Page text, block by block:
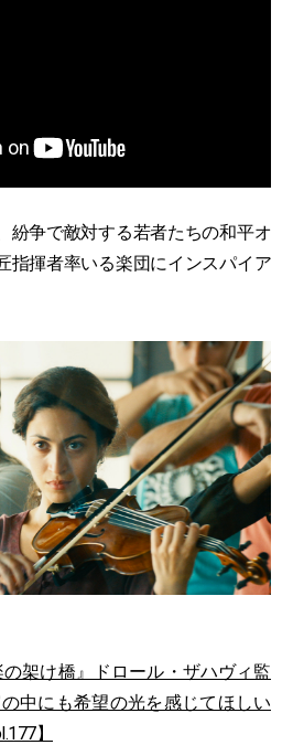
紛争で敵対する若者たちの和平オ
指揮者率いる楽団にインスパイア
の架け橋』ドロール・ザハヴィ監
中にも希望の光を感じてほしい
】